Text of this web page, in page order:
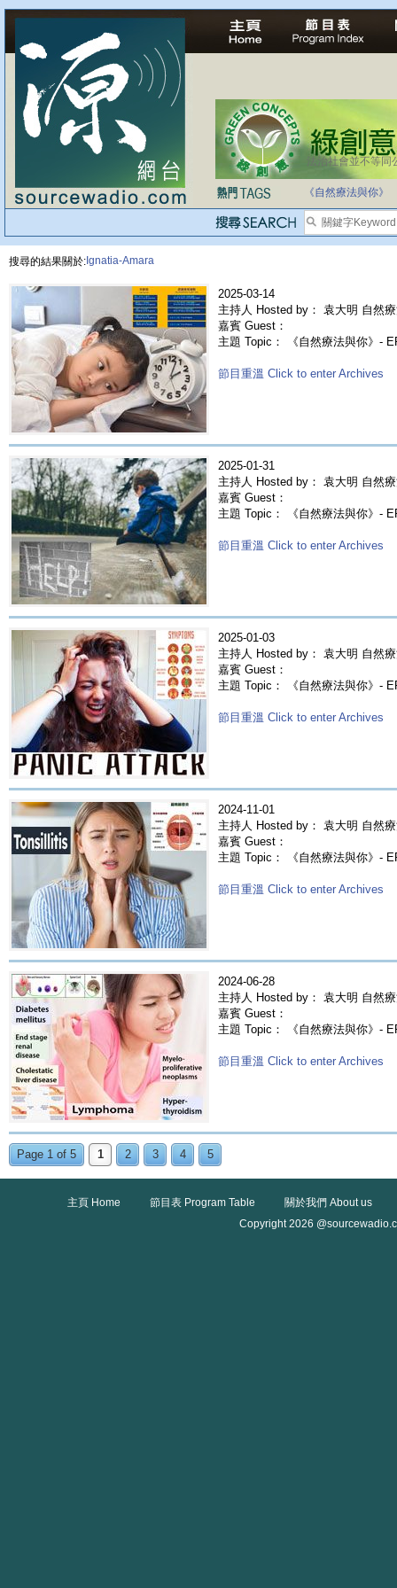
法治社會並不等同
自家教育合法化-
《自然療法與你》
搜尋的結果關於: Ignatia-Amara
2025-03-14
主持人 Hosted by： 袁大明 自然
嘉賓 Guest：
主題 Topic： 《自然療法與你》-
節目重溫 Click to enter Archives
2025-01-31
主持人 Hosted by： 袁大明 自然
嘉賓 Guest：
主題 Topic： 《自然療法與你》-
節目重溫 Click to enter Archives
2025-01-03
主持人 Hosted by： 袁大明 自然
嘉賓 Guest：
主題 Topic： 《自然療法與你》-
節目重溫 Click to enter Archives
2024-11-01
主持人 Hosted by： 袁大明 自然
嘉賓 Guest：
主題 Topic： 《自然療法與你》-
節目重溫 Click to enter Archives
2024-06-28
主持人 Hosted by： 袁大明 自然
嘉賓 Guest：
主題 Topic： 《自然療法與你》-
節目重溫 Click to enter Archives
Page 1 of 5 1 2 3 4 5
主頁 Home 節目表 Program Table
關於我們 About us
Copyright 2026